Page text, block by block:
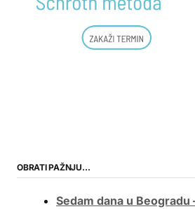
OBRATI PAŽNJU…
Sedam dana u